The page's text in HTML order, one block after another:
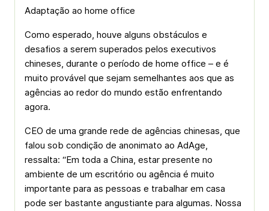
Adaptação ao home office
Como esperado, houve alguns obstáculos e
desafios a serem superados pelos executivos
chineses, durante o período de home office – e é
muito provável que sejam semelhantes aos que as
agências ao redor do mundo estão enfrentando
agora.
CEO de uma grande rede de agências chinesas, que
falou sob condição de anonimato ao AdAge,
ressalta: “Em toda a China, estar presente no
ambiente de um escritório ou agência é muito
importante para as pessoas e trabalhar em casa
pode ser bastante angustiante para algumas. Nossa